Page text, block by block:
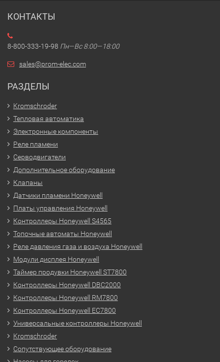
КОНТАКТЫ
8-800-333-19-98 Пн—Вс 8:00—18:00
sales@prom-elec.com
РАЗДЕЛЫ
Kromschroder
Тепловая автоматика
Электронные компоненты
Реле пламени
Серводвигатели
Дополнительное оборудование
Клапаны
Датчики пламени Honeywell
Платы управления Honeywell
Контроллеры Honeywell S4565
Топочные автоматы Honeywell
Реле давления газа и воздуха Honeywell
Модули дисплея Honeywell
Таймер продувки Honeywell ST7800
Контроллеры Honeywell DBC2000
Контроллеры Honeywell RM7800
Контроллеры Honeywell EC7800
Универсальные контроллеры Honeywell
Kromschroder
Сопутствующее оборудование